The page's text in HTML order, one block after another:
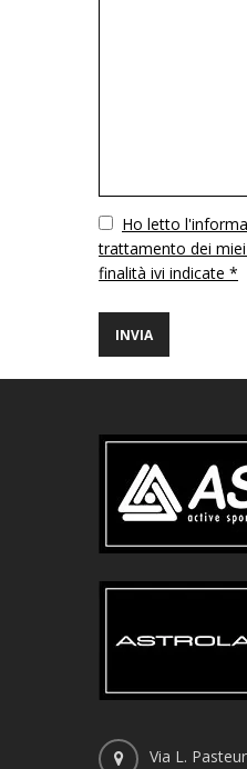
VuotoHo letto
trattamento dei
finalità ivi indicate *
Via L.